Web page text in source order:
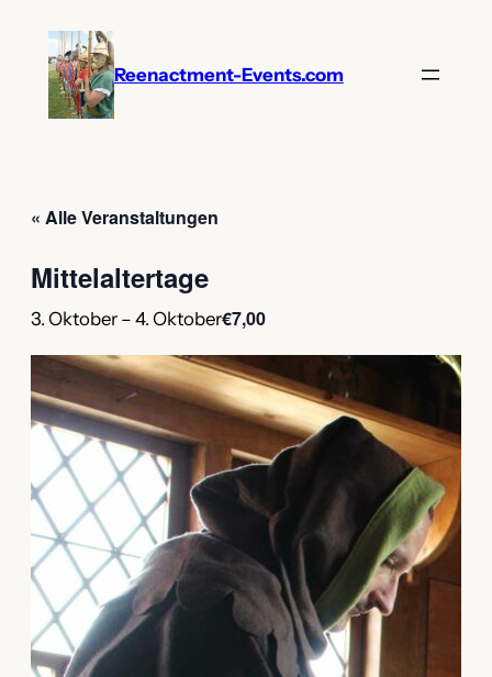
Reenactment-Events.com
« Alle Veranstaltungen
Mittelaltertage
3. Oktober – 4. Oktober€7,00